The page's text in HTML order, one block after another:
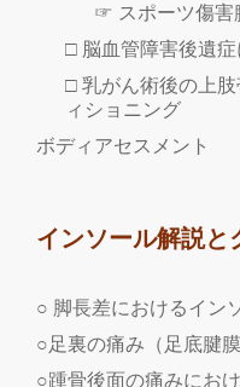
☞ スポーツ傷害
□ 脳血管障害後遺
□ 乳がん術後の上
ィショニング
ボディアセスメント
インソール解説と
○ 脚長差におけるイン
○足裏の痛み（足底腱
○踵骨後面の痛みにお